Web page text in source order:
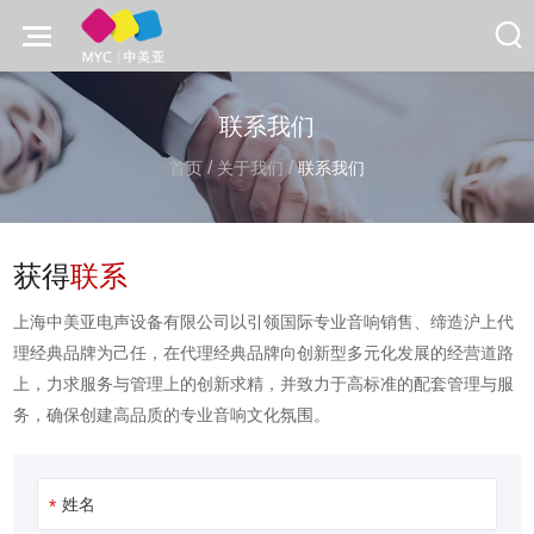
联系我们
首页/ 关于我们 /联系我们
获得联系
上海中美亚电声设备有限公司以引领国际专业音响销售、缔造沪上代
理经典品牌为己任，在代理经典品牌向创新型多元化发展的经营道路
上，力求服务与管理上的创新求精，并致力于高标准的配套管理与服
务，确保创建高品质的专业音响文化氛围。